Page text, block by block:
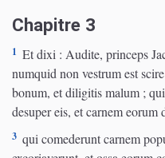
Chapitre 3
1 Et dixi : Audite, princeps
numquid non vestrum est
bonum, et diligitis malum ;
desuper eis, et carnem eorum
3 qui comederunt carnem